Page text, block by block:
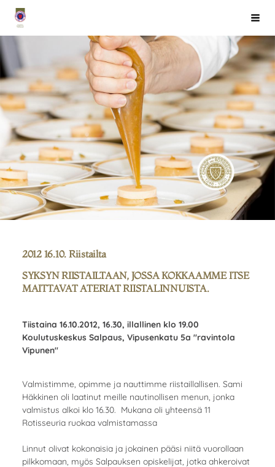
Siirry
sivun
sisältöön
Chaîne des Rôtisseurs Finlande ry
2012 16.10. Riistailta
SYKSYN RIISTAILTAAN, JOSSA KOKKAAMME ITSE
MAITTAVAT ATERIAT RIISTALINNUISTA.
Tiistaina 16.10.2012, 16.30, illallinen klo 19.00
Koulutuskeskus Salpaus, Vipusenkatu 5a "ravintola
Vipunen"
Valmistimme, opimme ja nauttimme riistaillallisen. Sami
Häkkinen oli laatinut meille nautinollisen menun, jonka
valmistus alkoi klo 16.30. Mukana oli yhteensä 11
Rotisseuria ruokaa valmistamassa
Linnut olivat kokonaisia ja jokainen pääsi niitä vuorollaan
pilkkomaan, myös Salpauksen opiskelijat, jotka ahkeroivat